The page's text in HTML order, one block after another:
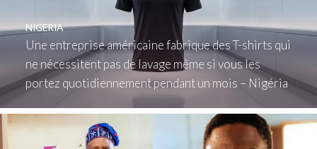
Une entreprise américaine fabrique des T-shirts qui
ne nécessitent pas de lavage même si vous les
portez quotidiennement pendant un mois – Nigéria
NIGERIA